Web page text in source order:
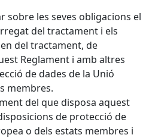
sobre les seves obligacions el
del tractament i els
del tractament, de
Reglament i amb altres
de dades de la Unió
membres.
del que disposa aquest
de protecció de
o dels estats membres i